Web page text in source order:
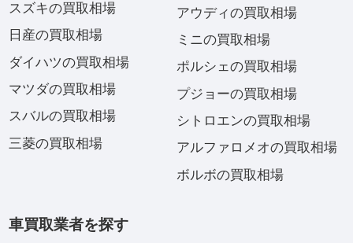
スズキの買取相場
日産の買取相場
ダイハツの買取相場
マツダの買取相場
スバルの買取相場
三菱の買取相場
アウディの買取相場
ミニの買取相場
ポルシェの買取相場
プジョーの買取相場
シトロエンの買取相場
アルファロメオの買取相場
ボルボの買取相場
車買取業者を探す